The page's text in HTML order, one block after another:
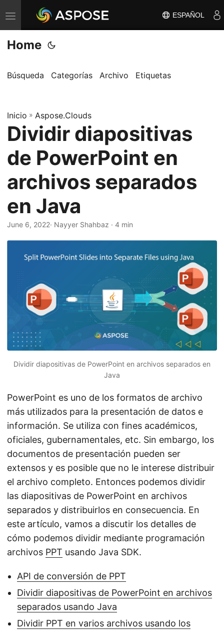
A
l
t
r
r
n
a
v
g
a
c
i
ó
ESPAÑOL
Home
Búsqueda Categorías Archivo Etiquetas
Inicio » Aspose.Clouds
Dividir diapositivas
de PowerPoint en
archivos separados
en Java
June 6, 2022· Nayyer Shahbaz · 4 min
Dividir diapositivas de PowerPoint en archivos separados en
Java
PowerPoint es uno de los formatos de archivo
más utilizados para la presentación de datos e
información. Se utiliza con fines académicos,
oficiales, gubernamentales, etc. Sin embargo, los
documentos de presentación pueden ser
extensos y es posible que no le interese distribuir
el archivo completo. Entonces podemos dividir
las diapositivas de PowerPoint en archivos
separados y distribuirlos en consecuencia. En
este artículo, vamos a discutir los detalles de
cómo podemos dividir mediante programación
archivos PPT usando Java SDK.
API de conversión de PPT
Dividir diapositivas de PowerPoint en archivos
separados usando Java
Dividir PPT en varios archivos usando los